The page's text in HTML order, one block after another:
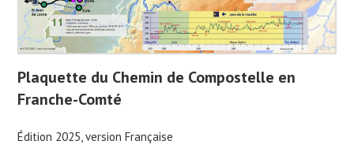
Plaquette du Chemin de Compostelle en
Franche-Comté
Édition 2025, version Française